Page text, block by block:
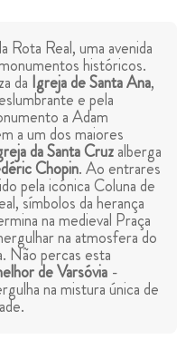
Rota Real, uma avenida
históricos.
da Igreja de Santa Ana,
e pela
a Adam
a um dos maiores
da Santa Cruzalberga
Chopin. Ao entrares
pela icónica Coluna de
símbolos da herança
na medieval Praça
na atmosfera do
Não percas esta
de Varsóvia -
na mistura única de